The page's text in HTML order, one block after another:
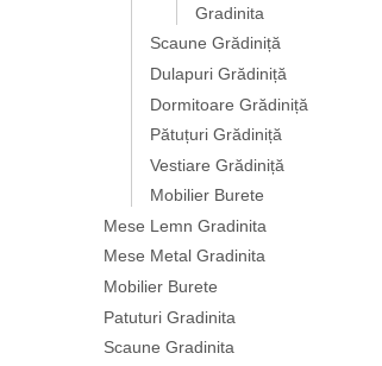
Gradinita
Scaune Grădiniță
Dulapuri Grădiniță
Dormitoare Grădiniță
Pătuțuri Grădiniță
Vestiare Grădiniță
Mobilier Burete
Mese Lemn Gradinita
Mese Metal Gradinita
Mobilier Burete
Patuturi Gradinita
Scaune Gradinita